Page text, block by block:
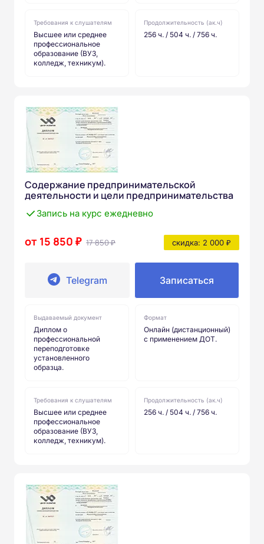
Требования к слушателям
Высшее или среднее
профессиональное
образование (ВУЗ,
колледж, техникум).
Продолжительность (ак.ч)
256 ч. / 504 ч. / 756 ч.
Содержание предпринимательской
деятельности и цели предпринимательства
Запись на курс ежедневно
от 15 850 ₽ 17 850 ₽ скидка: 2 000 ₽
Telegram Записаться
Выдаваемый документ
Диплом о
профессиональной
переподготовке
установленного
образца.
Формат
Онлайн (дистанционный)
с применением ДОТ.
Требования к слушателям
Высшее или среднее
профессиональное
образование (ВУЗ,
колледж, техникум).
Продолжительность (ак.ч)
256 ч. / 504 ч. / 756 ч.